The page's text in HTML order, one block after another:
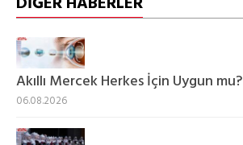
Akıllı Mercek Herkes İçin Uygun mu?
06.08.2026